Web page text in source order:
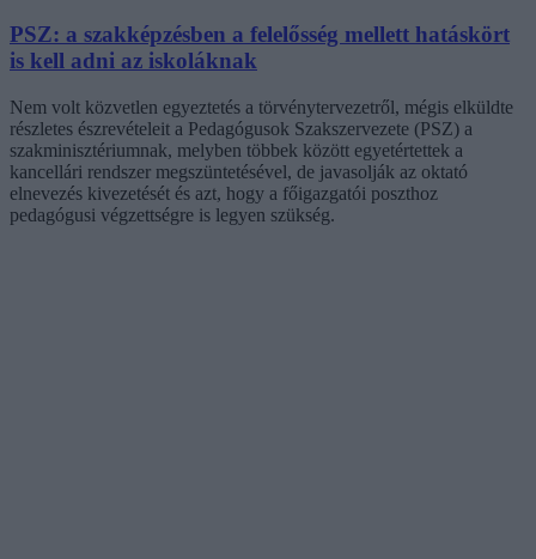
PSZ: a szakképzésben a felelősség mellett hatáskört
is kell adni az iskoláknak
Nem volt közvetlen egyeztetés a törvénytervezetről, mégis elküldte
részletes észrevételeit a Pedagógusok Szakszervezete (PSZ) a
szakminisztériumnak, melyben többek között egyetértettek a
kancellári rendszer megszüntetésével, de javasolják az oktató
elnevezés kivezetését és azt, hogy a főigazgatói poszthoz
pedagógusi végzettségre is legyen szükség.